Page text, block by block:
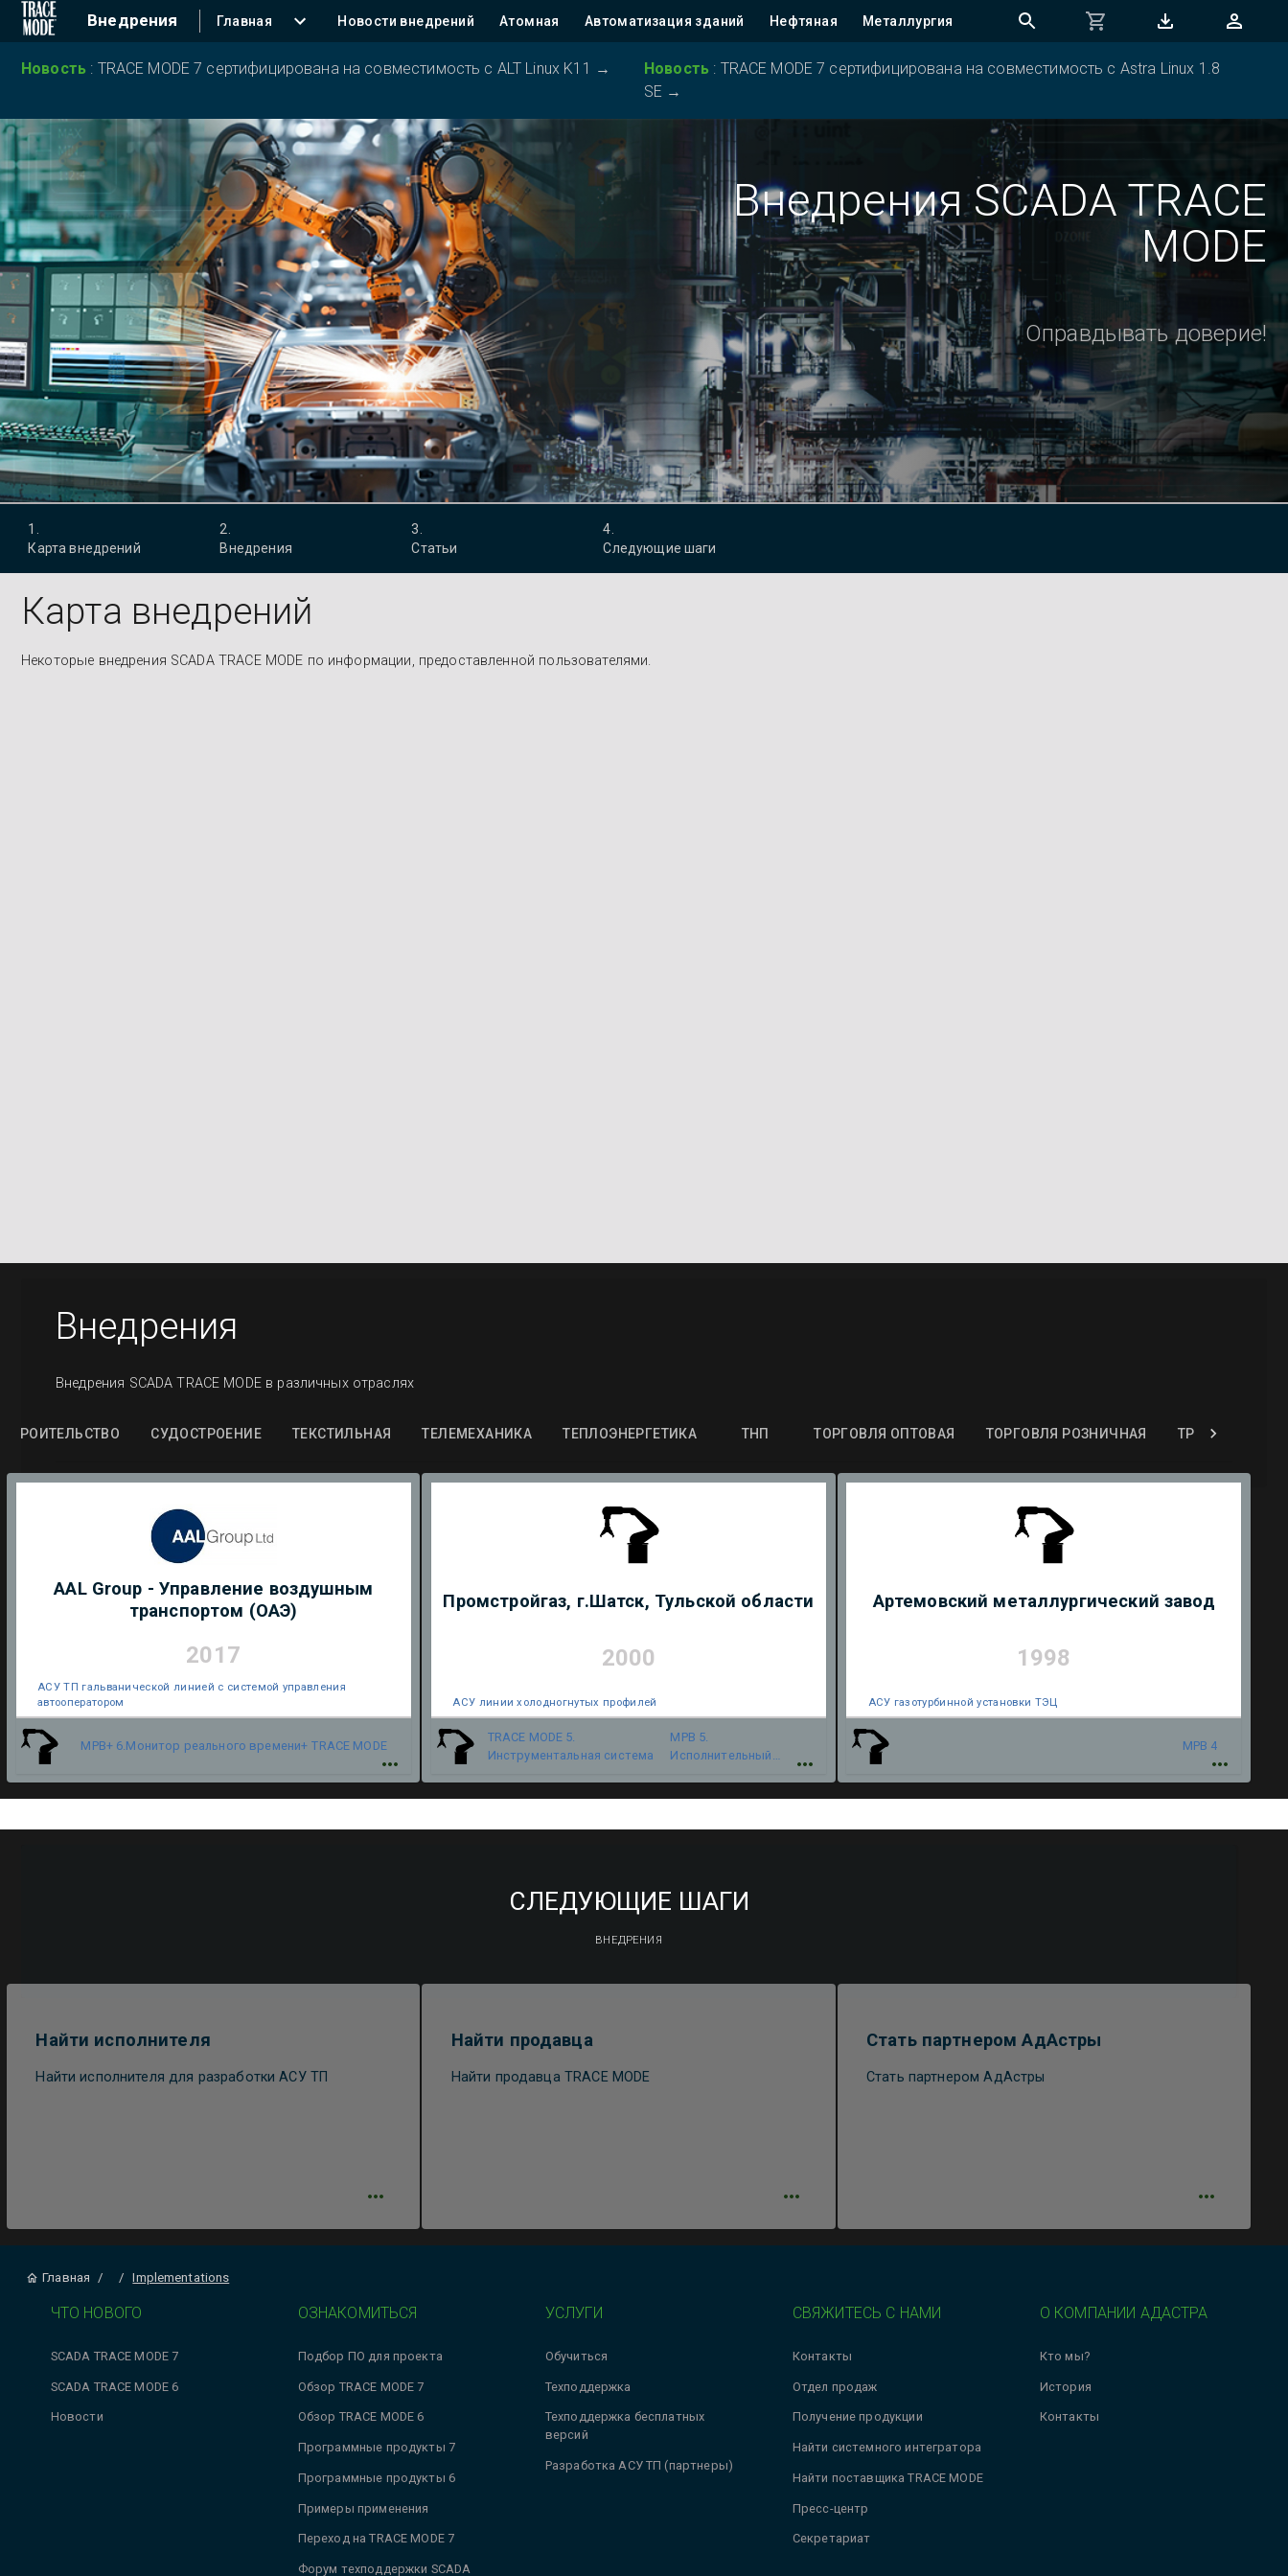
Внедрения Главная Новости внедрений Атомная Автоматизация зданий Нефтяная Металлургия
Новость : TRACE MODE 7 сертифицирована на совместимость с ALT Linux K11 → Новость : TRACE MODE 7 сертифицирована на совместимость с Astra Linux 1.8
SE →
Внедрения SCADA TRACE
MODE
Оправдывать доверие!
1
Карта внедрений
2
Внедрения
3
Статьи
4
Следующие шаги
Карта внедрений
Некоторые внедрения SCADA TRACE MODE по информации, предоставленной пользователями.
Внедрения
Внедрения SCADA TRACE MODE в различных отраслях
СТРОИТЕЛЬСТВО СУДОСТРОЕНИЕ ТЕКСТИЛЬНАЯ ТЕЛЕМЕХАНИКА ТЕПЛОЭНЕРГЕТИКА ТНП ТОРГОВЛЯ ОПТОВАЯ ТОРГОВЛЯ РОЗНИЧНАЯ ТРАНСПОРТ
AAL Group - Управление воздушным
транспортом (ОАЭ)
2017
АСУ ТП гальванической линией с системой управления
автооператором
МРВ+ 6.Монитор реального времени+ TRACE MODE
Промстройгаз, г.Шатск, Тульской области
2000
АСУ линии холодногнутых профилей
TRACE MODE 5.
Инструментальная система
МРВ 5.
Исполнительный
Артемовский металлургический завод
1998
АСУ газотурбинной установки ТЭЦ
МРВ 4
СЛЕДУЮЩИЕ ШАГИ
ВНЕДРЕНИЯ
Найти исполнителя
Найти исполнителя для разработки АСУ ТП
Найти продавца
Найти продавца TRACE MODE
Стать партнером АдАстры
Стать партнером АдАстры
Главная / / Implementations
ЧТО НОВОГО
SCADA TRACE MODE 7
SCADA TRACE MODE 6
Новости
ОЗНАКОМИТЬСЯ
Подбор ПО для проекта
Обзор TRACE MODE 7
Обзор TRACE MODE 6
Программные продукты 7
Программные продукты 6
Примеры применения
Переход на TRACE MODE 7
Форум техподдержки SCADA
УСЛУГИ
Обучиться
Техподдержка
Техподдержка бесплатных
версий
Разработка АСУ ТП (партнеры)
СВЯЖИТЕСЬ С НАМИ
Контакты
Отдел продаж
Получение продукции
Найти системного интегратора
Найти поставщика TRACE MODE
Пресс-центр
Секретариат
О КОМПАНИИ АДАСТРА
Кто мы?
История
Контакты